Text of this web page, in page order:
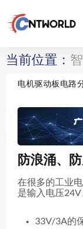
当前位置：
电机驱动板电路
防浪涌、
在很多的工业
是输入电压24V
33V/3A的